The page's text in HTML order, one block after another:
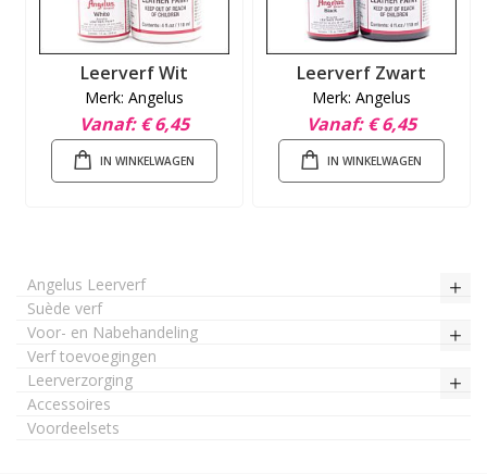
Leerverf Wit
Merk: Angelus
Vanaf € 6,45
IN WINKELWAGEN
Leerverf Zwart
Merk: Angelus
Vanaf € 6,45
IN WINKELWAGEN
Angelus Leerverf
Suède verf
Voor- en Nabehandeling
Verf toevoegingen
Leerverzorging
Accessoires
Voordeelsets